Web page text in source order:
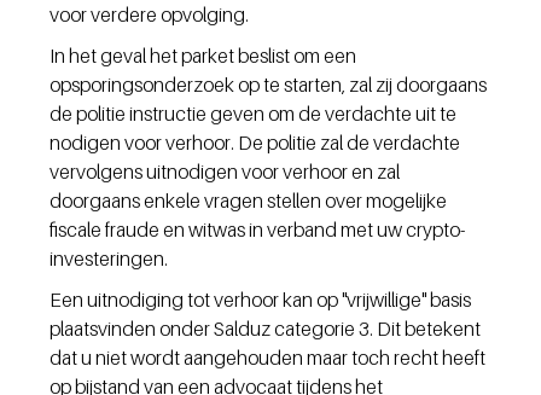
voor verdere opvolging.
In het geval het parket beslist om een
opsporingsonderzoek op te starten, zal zij doorgaans
de politie instructie geven om de verdachte uit te
nodigen voor verhoor. De politie zal de verdachte
vervolgens uitnodigen voor verhoor en zal
doorgaans enkele vragen stellen over mogelijke
fiscale fraude en witwas in verband met uw crypto-
investeringen.
Een uitnodiging tot verhoor kan op "vrijwillige" basis
plaatsvinden onder Salduz categorie 3. Dit betekent
dat u niet wordt aangehouden maar toch recht heeft
op bijstand van een advocaat tijdens het